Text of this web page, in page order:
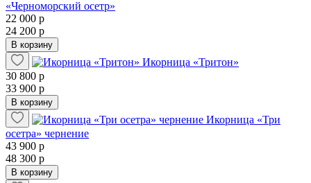
«Черноморский осетр»
22 000 р
24 200 р
В корзину
Икорница «Тритон»
30 800 р
33 900 р
В корзину
Икорница «Три
осетра» чернение
43 900 р
48 300 р
В корзину